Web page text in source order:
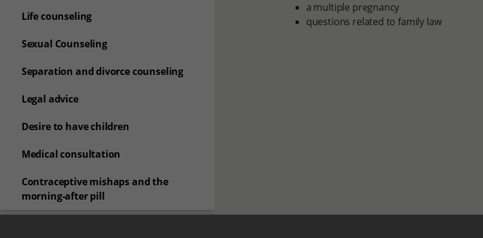
Life counseling
Sexual Counseling
Separation and divorce counseling
Legal advice
Desire to have children
Medical consultation
Contraceptive mishaps and the
morning-after pill
a multiple pregnancy
questions related to family law